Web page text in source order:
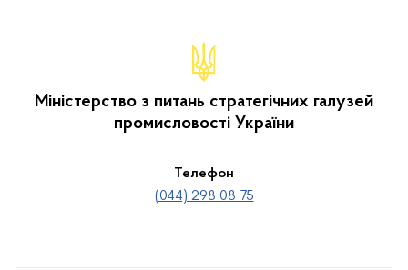
Міністерство з питань стратегічних галузей
промисловості України
Телефон
(044) 298 08 75